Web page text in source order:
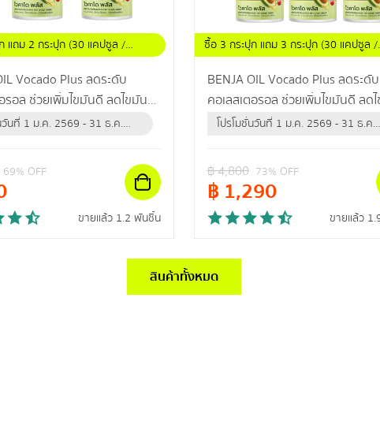
แถม 2 กระปุก (30 แคปซูล /
Vocado Plus ลดระดับ
รอล ช่วยเพิ่มไขมันดี ลดไขมัน
ลดความดันสะสม
วันที่ 1 ม.ค. 2569 - 31 ธ.ค.
69% OFF
ขายแล้ว 1.2 พันชิ้น
ซื้อ 3 กระปุก แถม 3 กระปุก (30 แคปซูล /
กระปุก)
BENJA OIL Vocado Plus ลดระดับ
คอเลสเตอรอล ช่วยเพิ่มไขมันดี ลด
เลว ปรับลดความดันสะสม
โปรโมชั่นวันที่ 1 ม.ค. 2569 - 31 ธ.ค.
฿4,800 73% OFF
฿1,290
ขายแล้ว
สินค้าทั้งหมด